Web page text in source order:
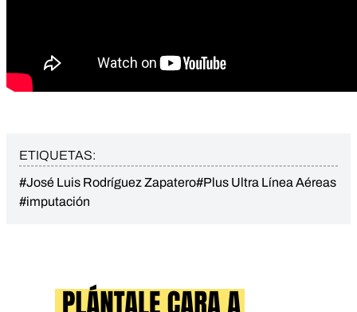
ETIQUETAS:
#José Luis Rodríguez Zapatero#Plus Ultra Línea Aéreas
#imputación